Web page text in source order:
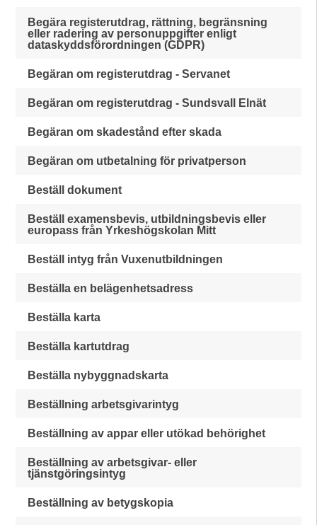
Begära registerutdrag, rättning, begränsning
eller radering av personuppgifter enligt
dataskyddsförordningen (GDPR)
Begäran om registerutdrag - Servanet
Begäran om registerutdrag - Sundsvall Elnät
Begäran om skadestånd efter skada
Begäran om utbetalning för privatperson
Beställ dokument
Beställ examensbevis, utbildningsbevis eller
europass från Yrkeshögskolan Mitt
Beställ intyg från Vuxenutbildningen
Beställa en belägenhetsadress
Beställa karta
Beställa kartutdrag
Beställa nybyggnadskarta
Beställning arbetsgivarintyg
Beställning av appar eller utökad behörighet
Beställning av arbetsgivar- eller
tjänstgöringsintyg
Beställning av betygskopia